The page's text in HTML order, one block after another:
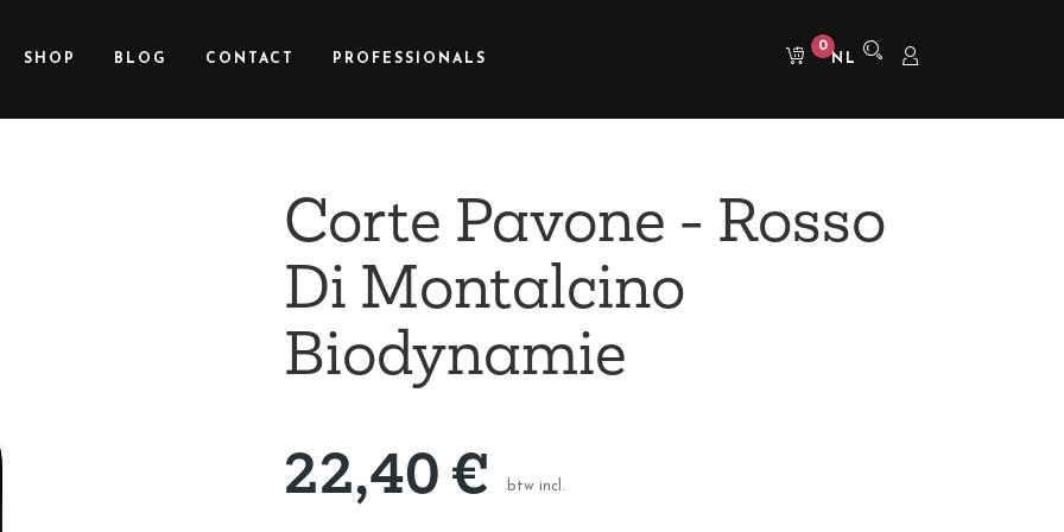
SHOP BLOG CONTACT PROFESSIONALS
0
NL
Corte Pavone - Rosso
Di Montalcino
Biodynamie
22,40€ btw incl.